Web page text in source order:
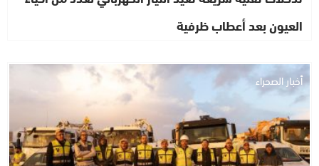
العيون بعد أعطاب ظرفية
أخبار الصحراء